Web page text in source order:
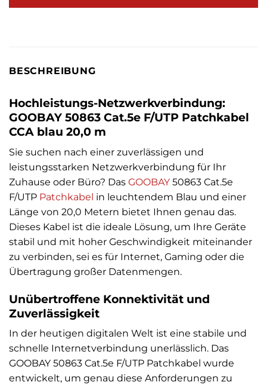
BESCHREIBUNG
Hochleistungs-Netzwerkverbindung:
GOOBAY 50863 Cat.5e F/UTP Patchkabel
CCA blau 20,0 m
Sie suchen nach einer zuverlässigen und
leistungsstarken Netzwerkverbindung für Ihr
Zuhause oder Büro? Das GOOBAY 50863 Cat.5e
F/UTP Patchkabel in leuchtendem Blau und einer
Länge von 20,0 Metern bietet Ihnen genau das.
Dieses Kabel ist die ideale Lösung, um Ihre Geräte
stabil und mit hoher Geschwindigkeit miteinander
zu verbinden, sei es für Internet, Gaming oder die
Übertragung großer Datenmengen.
Unübertroffene Konnektivität und
Zuverlässigkeit
In der heutigen digitalen Welt ist eine stabile und
schnelle Internetverbindung unerlässlich. Das
GOOBAY 50863 Cat.5e F/UTP Patchkabel wurde
entwickelt, um genau diese Anforderungen zu